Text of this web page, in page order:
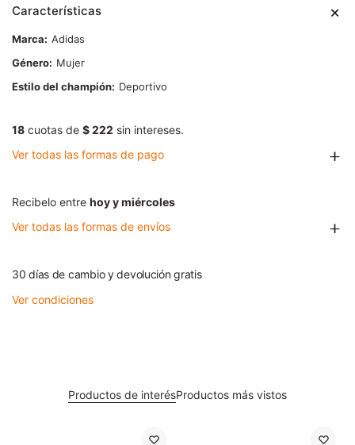
Características
Marca
Adidas
Género
Mujer
Estilo del champión
Deportivo
18 cuotas de $ 222 sin intereses.
Ver todas las formas de pago
Recibelo entre hoy y miércoles
Ver todas las formas de envíos
30 días de cambio y devolución gratis
Ver condiciones
Productos de interésProductos más vistos